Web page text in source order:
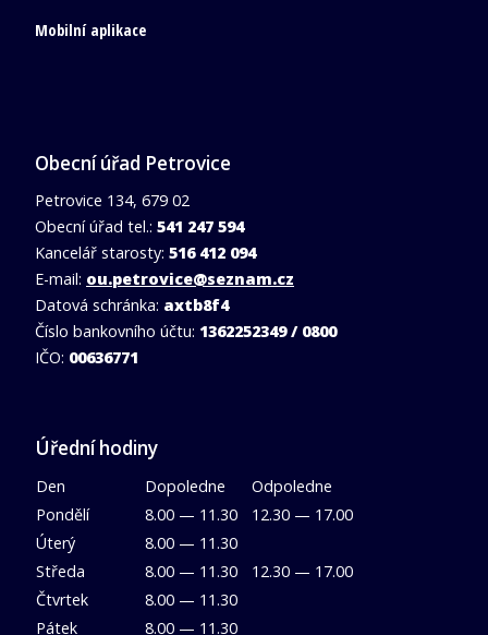
Mobilní aplikace
Obecní úřad Petrovice
Petrovice 134, 679 02
Obecní úřad tel.: 541 247 594
Kancelář starosty: 516 412 094
E-mail: ou.petrovice@seznam.cz
Datová schránka: axtb8f4
Číslo bankovního účtu: 1362252349 / 0800
IČO: 00636771
Úřední hodiny
Den Dopoledne
Odpoledne
Pondělí
8.00 — 11.30
12.30 — 17.00
Úterý
8.00 — 11.30
Středa
8.00 — 11.30
12.30 — 17.00
Čtvrtek
8.00 — 11.30
Pátek
8.00 — 11.30